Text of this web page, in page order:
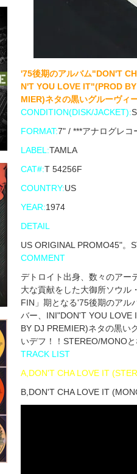
'75後期のアルバム"DON'T
N'T YOU LOVE IT"(PROD
MIER)ネタの黒いグルーヴィ
CONDITION(DISK/JACKET):
FORMAT:7" / ***アナログレコ
LABEL:TAMLA
CAT#:T 54256F
COUNTRY:US
YEAR:1974
DETAIL
US ORIGINAL PROMO45"。
COMMENT
デトロイト出身、数々のアー
大な貢献をした大御所ソウル
FIN」期となる'75後期のアル
バー、INI"DON'T YOU LOVE
BY DJ PREMIER)ネタの黒い
いデフ！！STEREO/MONO
TRACK LIST
A,DON'T CHA LOVE IT
B,DON'T CHA LOVE IT